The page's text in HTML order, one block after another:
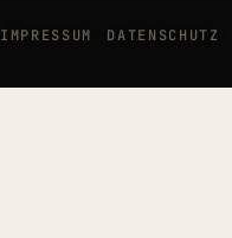
DATENSCHUTZ
IMPRESSUM